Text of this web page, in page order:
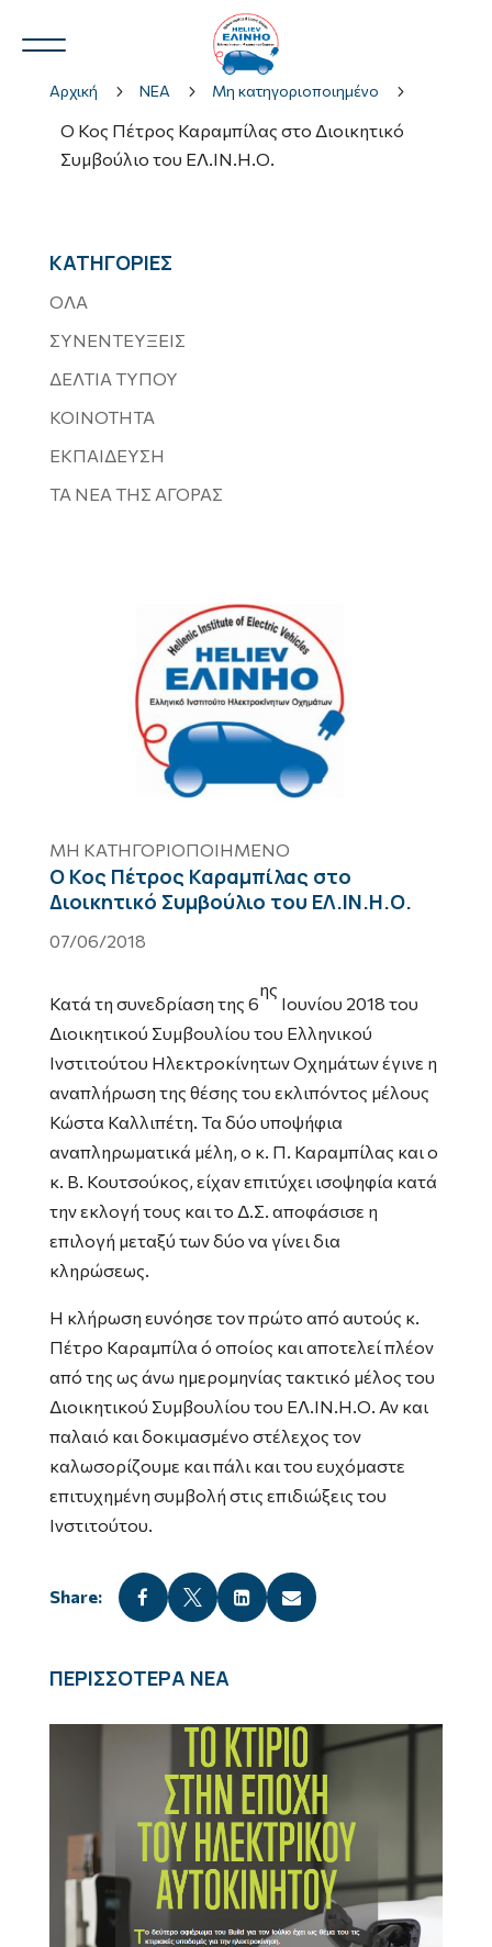
3
Αρχική 5 ΝΕΑ 5 Μη κατηγοριοποιημένο 5
Ο Κος Πέτρος Καραμπίλας στο Διοικητικό
Συμβούλιο του ΕΛ.ΙΝ.Η.Ο.
ΚΑΤΗΓΟΡΙΕΣ
ΟΛΑ
ΣΥΝΕΝΤΕΥΞΕΙΣ
ΔΕΛΤΙΑ ΤΥΠΟΥ
ΚΟΙΝΟΤΗΤΑ
ΕΚΠΑΙΔΕΥΣΗ
ΤΑ ΝΕΑ ΤΗΣ ΑΓΟΡΑΣ
ΜΗ ΚΑΤΗΓΟΡΙΟΠΟΙΗΜΈΝΟ
Ο Κος Πέτρος Καραμπίλας στο
Διοικητικό Συμβούλιο του ΕΛ.ΙΝ.Η.Ο.
07/06/2018
Κατά τη συνεδρίαση της 6
ης
Ιουνίου 2018 του
Διοικητικού Συμβουλίου του Ελληνικού
Ινστιτούτου Ηλεκτροκίνητων Οχημάτων έγινε η
αναπλήρωση της θέσης του εκλιπόντος μέλους
Κώστα Καλλιπέτη. Τα δύο υποψήφια
αναπληρωματικά μέλη, ο κ. Π. Καραμπίλας και ο
κ. Β. Κουτσούκος, είχαν επιτύχει ισοψηφία κατά
την εκλογή τους και το Δ.Σ. αποφάσισε η
επιλογή μεταξύ των δύο να γίνει δια
κληρώσεως.
Η κλήρωση ευνόησε τον πρώτο από αυτούς κ.
Πέτρο Καραμπίλα ό οποίος και αποτελεί πλέον
από της ως άνω ημερομηνίας τακτικό μέλος του
Διοικητικού Συμβουλίου του ΕΛ.ΙΝ.Η.Ο. Αν και
παλαιό και δοκιμασμένο στέλεχος τον
καλωσορίζουμε και πάλι και του ευχόμαστε
επιτυχημένη συμβολή στις επιδιώξεις του
Ινστιτούτου.
   
ΠΕΡΙΣΣΟΤΕΡΑ ΝΕΑ